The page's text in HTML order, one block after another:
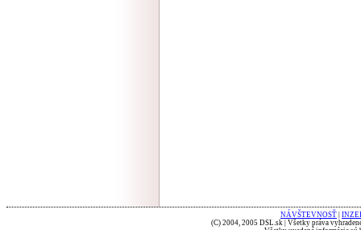
NÁVŠTEVNOSŤ
(C) 2004, 2005 DSL.sk | Všetky práva